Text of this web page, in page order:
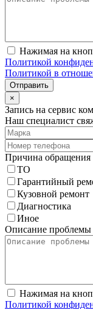
Нажимая на
Политикой
Политикой в
Отправить
×
Запись на сервис
Наш специалист
Причина обращения
ТО
Гарантийный
Кузовной ремонт
Диагностика
Иное
Описание проблемы
Нажимая на
Политикой